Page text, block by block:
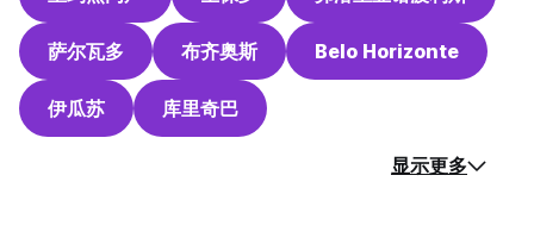
萨尔瓦多 布齐奥斯 Belo Horizonte
伊瓜苏 库里奇巴
显示更多